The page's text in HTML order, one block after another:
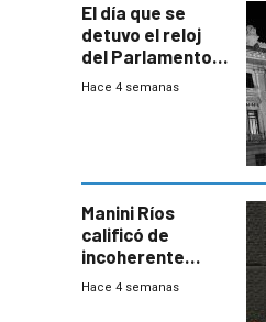
El día que se
detuvo el reloj
del Parlamento
para negociar
Hace 4 semanas
Manini Ríos
calificó de
incoherente
decisión de
Hace 4 semanas